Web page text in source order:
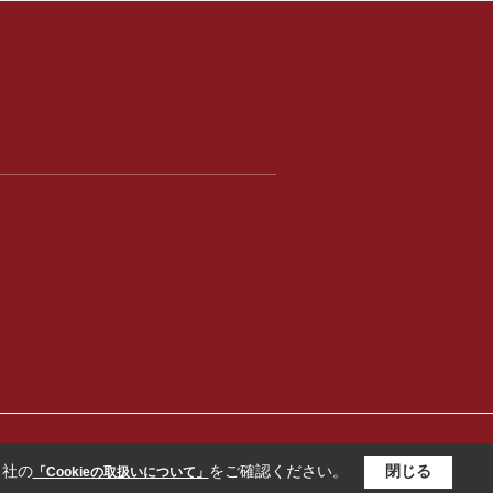
の「Cookieの取扱いについて」 をご確認ください。 閉じる